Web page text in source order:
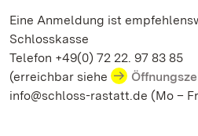
Eine Anmeldung ist
Schlosskasse
Telefon +49(0) 72 22. 97 83 85
(erreichbar siehe
info@schloss-rastatt.de (Mo –